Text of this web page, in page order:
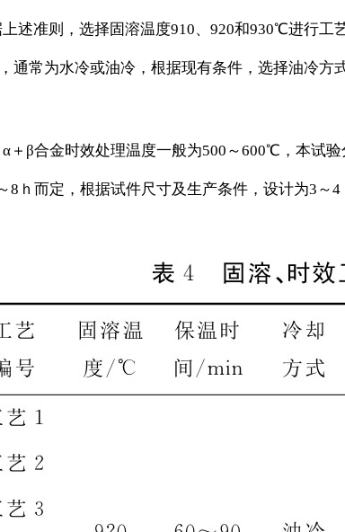
述准则，选择固溶温度910、920和930℃进行
通常为水冷或油冷，根据现有条件，选择油冷方式
＋β合金时效处理温度一般为500～600℃，本试
ｈ而定，根据试件尺寸及生产条件，设计为3～4